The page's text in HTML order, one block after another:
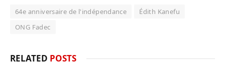
64e anniversaire de l'indépendance
Édith Kanefu
ONG Fadec
RELATED POSTS